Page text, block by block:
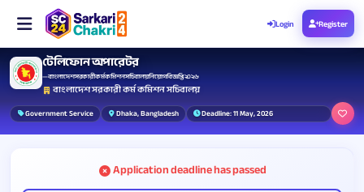
Login Register
টেলিফোন অপারেটর
— বাংলাদেশ সরকারী কর্ম কমিশন সচিবালয় নিয়োগ বিজ্ঞপ্তি ২০২৬
বাংলাদেশ সরকারী কর্ম কমিশন সচিবালয়
Government Service Dhaka, Bangladesh Deadline: 11 May, 2026
Application deadline has passed